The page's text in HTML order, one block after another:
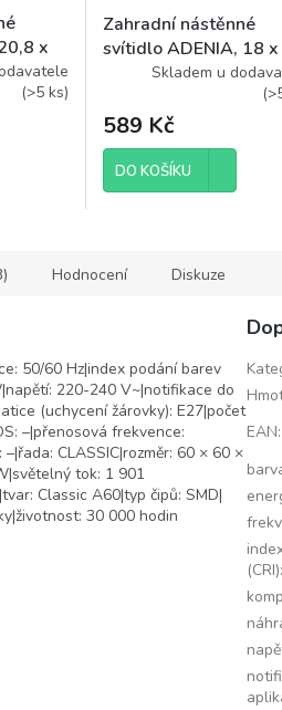
x
E27,
(>5 ks)
Zahradní nástěnné
svítidlo ADENIA, 18
x 24,5 cm, 1 x E27,
Skladem u
(
589 Kč
DO KOŠÍKU
Hodnocení Diskuze
50/60 Hz|index podání barev
220-240 V~|notifikace do
(uchycení žárovky): E27|počet
–|přenosová frekvence:
CLASSIC|rozměr: 60 × 60 ×
tok: 1 901
Classic A60|typ čipů: SMD|
30 000 hodin
EAN:
(CRI):